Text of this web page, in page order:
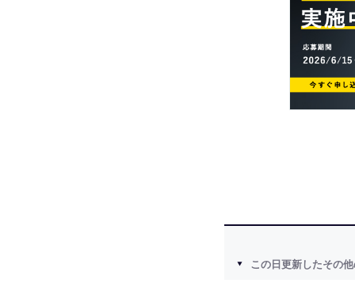
この日更新したその